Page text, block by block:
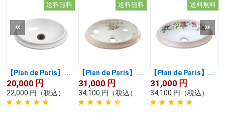
送料無料
【Plan de Paris】...
20,000 円
22,000 円 （税込）
送料無料
【Plan de Paris】...
31,000 円
34,100 円 （税込）
送料無料
【Plan de Paris】...
31,000 円
34,100 円 （税込）